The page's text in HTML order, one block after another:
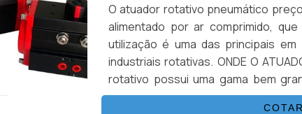
O atuador rotativo pneumático
alimentado por ar comprimido,
utilização é uma das principais
industriais rotativas. ONDE O
rotativo possui uma gama bem
indústrias químicas ou plantas e